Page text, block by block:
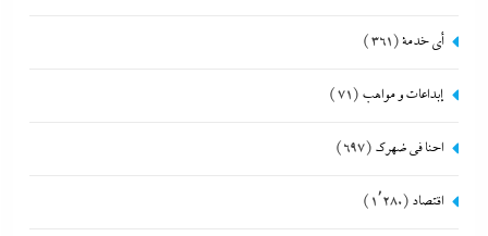
أي خدمة(361)
إبداعات و مواهب (71)
احنا في ضهرك (697)
اقتصاد (1٬280)